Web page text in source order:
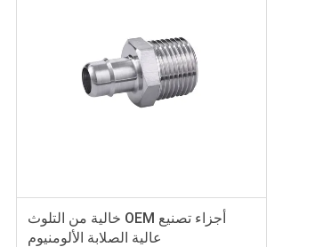
أجزاء تصنيع OEM خالية من التلوث
عالية الصلابة الألومنيوم